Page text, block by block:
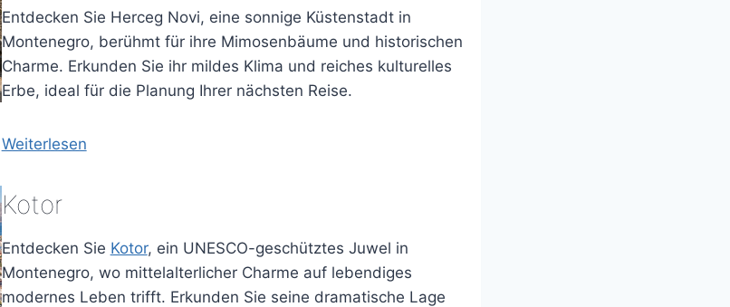
Entdecken Sie Herceg Novi, eine sonnige Küstenstadt in
Montenegro, berühmt für ihre Mimosenbäume und historischen
Charme. Erkunden Sie ihr mildes Klima und reiches kulturelles
Erbe, ideal für die Planung Ihrer nächsten Reise.
Weiterlesen
Kotor
Entdecken Sie Kotor, ein UNESCO-geschütztes Juwel in
Montenegro, wo mittelalterlicher Charme auf lebendiges
modernes Leben trifft. Erkunden Sie seine dramatische Lage